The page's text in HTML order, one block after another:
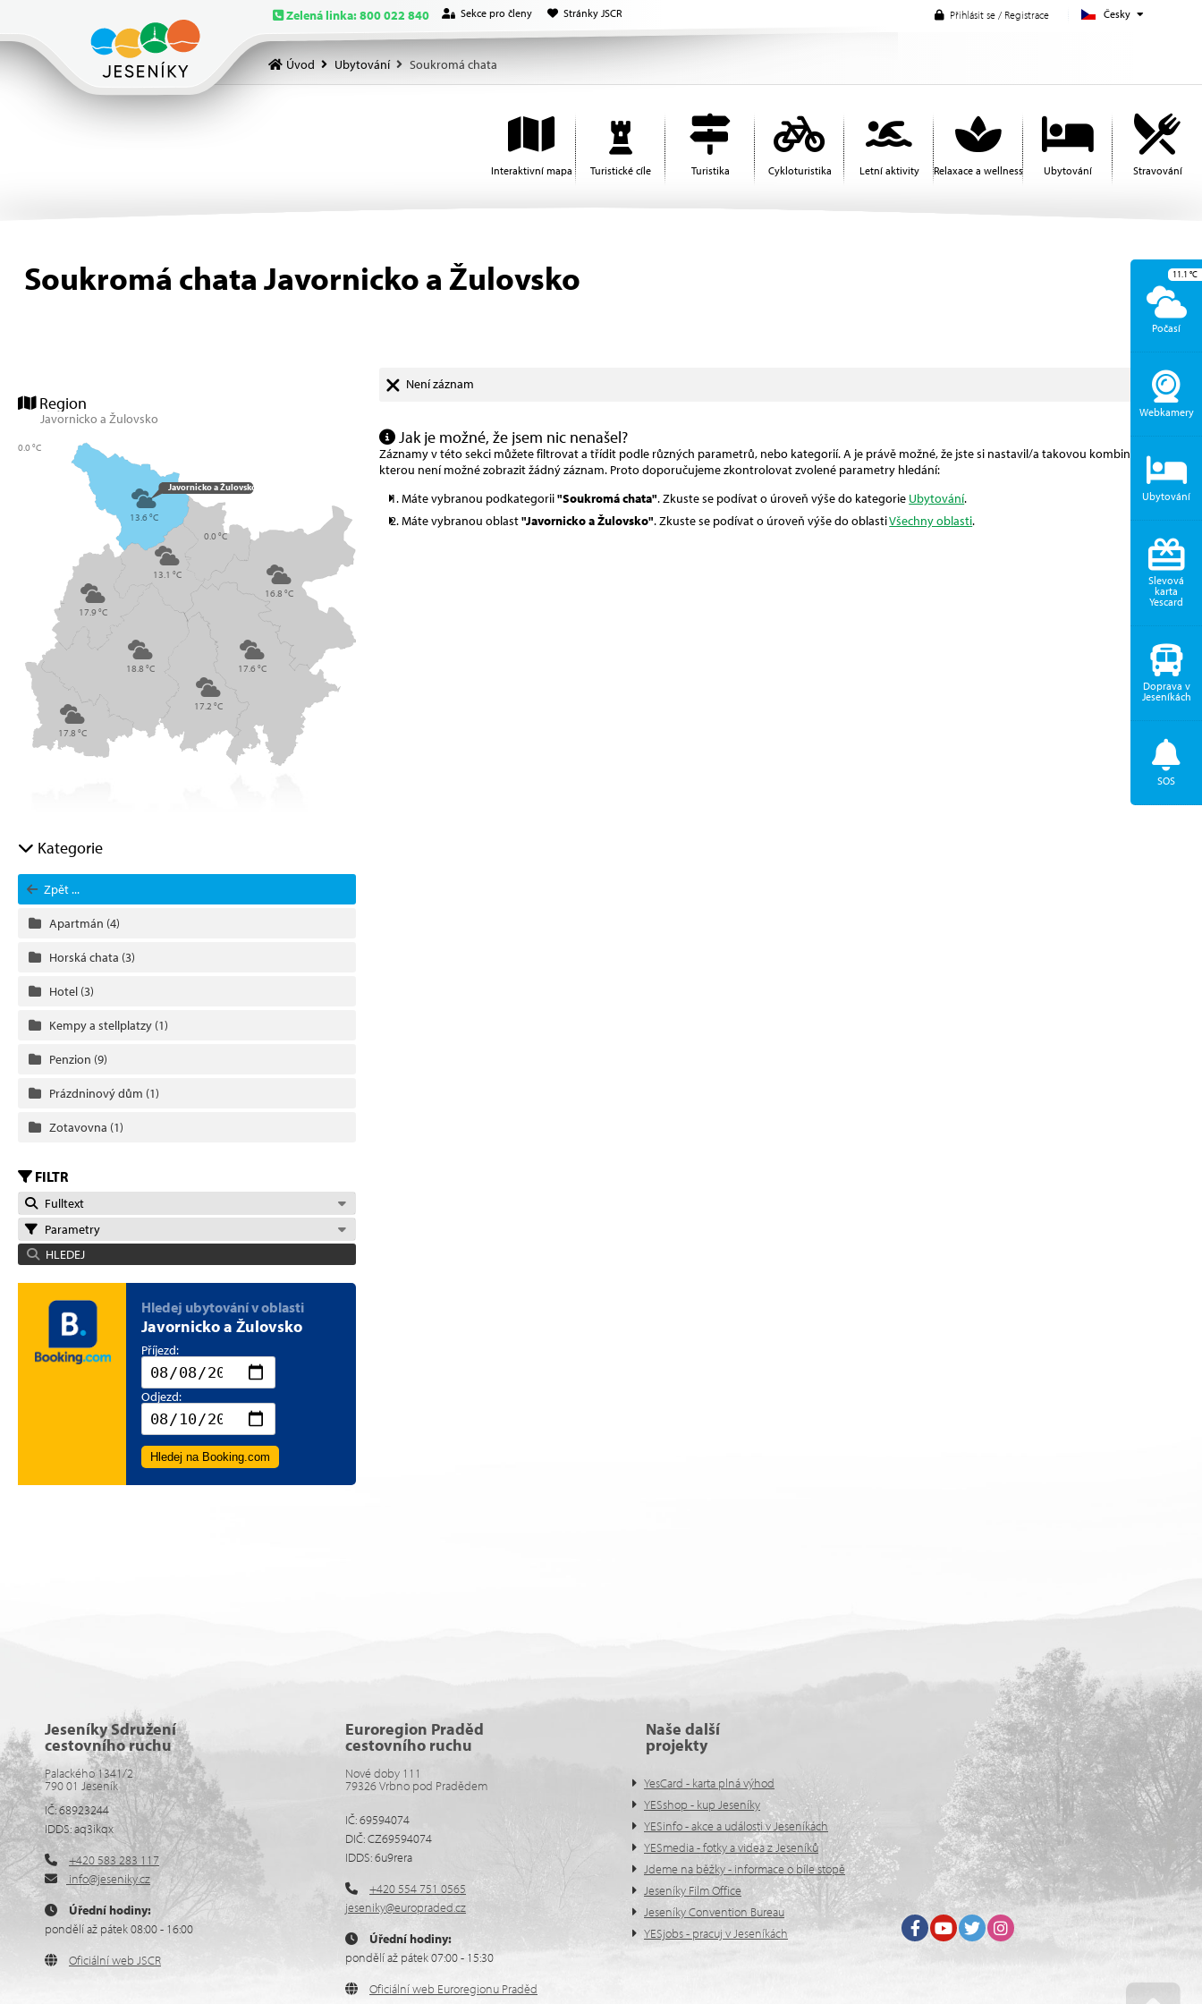
Česky
Přihlásit se / Registrace
Zelená linka: 800 022 840 Sekce pro členy Stránky JSCR
Úvod Ubytování Soukromá chata
Interaktivní mapa Turistické cíle Turistika Cykloturistika Letní aktivity Relaxace a wellness Ubytování Stravování
Soukromá chata Javornicko a Žulovsko
Region
Javornicko a Žulovsko
13.1 °C
18.8 °C
13.6 °C
0.0 °C
17.8 °C
17.9 °C
17.6 °C
17.2 °C
16.8 °C
0.0 °C
Javornicko a Žulovsko
Kategorie
Zpět ...
Apartmán (4)
Horská chata (3)
Hotel (3)
Kempy a stellplatzy (1)
Penzion (9)
Prázdninový dům (1)
Zotavovna (1)
FILTR
Fulltext
Parametry
HLEDEJ
Hledej ubytování v oblasti
Javornicko a Žulovsko
Příjezd:
Odjezd:
Hledej na Booking.com
Není záznam
Jak je možné, že jsem nic nenašel?
Záznamy v této sekci můžete filtrovat a třídit podle různých parametrů, nebo kategorií. A je právě možné, že jste si nastavil/a takovou kombinaci, pro
kterou není možné zobrazit žádný záznam. Proto doporučujeme zkontrolovat zvolené parametry hledání:
Máte vybranou podkategorii"Soukromá chata". Zkuste se podívat o úroveň výše do kategorie Ubytování.
Máte vybranou oblast"Javornicko a Žulovsko". Zkuste se podívat o úroveň výše do oblastiVšechny oblasti.
Jeseníky Sdružení
cestovního ruchu
Palackého 1341/2
790 01 Jeseník
IČ: 68923244
IDDS: aq3ikqx
+420 583 283 117
info@jeseniky.cz
Úřední hodiny:
pondělí až pátek 08:00 - 16:00
Oficiální web JSCR
Euroregion Praděd
cestovního ruchu
Nové doby 111
79326 Vrbno pod Pradědem
IČ: 69594074
DIČ: CZ69594074
IDDS: 6u9rera
+420 554 751 0565
jeseniky@europraded.cz
Úřední hodiny:
pondělí až pátek 07:00 - 15:30
Oficiální web Euroregionu Praděd
Naše další
projekty
YesCard - karta plná výhod
YESshop - kup Jeseníky
YESinfo - akce a události v Jeseníkách
YESmedia - fotky a videa z Jeseníků
Jdeme na běžky - informace o bíle stopě
Jeseníky Film Office
Jeseníky Convention Bureau
YESjobs - pracuj v Jeseníkách
FacebookYoutubeTwitter Instagram
Počasí
11.1 °C
Webkamery
Ubytování
Slevová
karta
Yescard
Doprava v
Jeseníkách
SOS